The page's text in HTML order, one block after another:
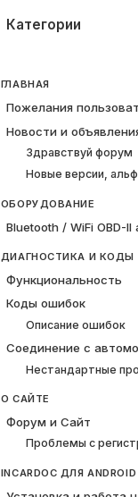
Категории
ГЛАВНАЯ
Пожелания
Новости и
Здравствуй форум
Новые версии,
ОБОРУДОВАНИЕ
Bluetooth / WiFi OBD-
ДИАГНОСТИКА И
Функциональность
Коды ошибок
Описание ошибок
Соединение с
Нестандартные
О САЙТЕ
Форум и Сайт
Проблемы с
INCARDOC ДЛЯ ANDROID